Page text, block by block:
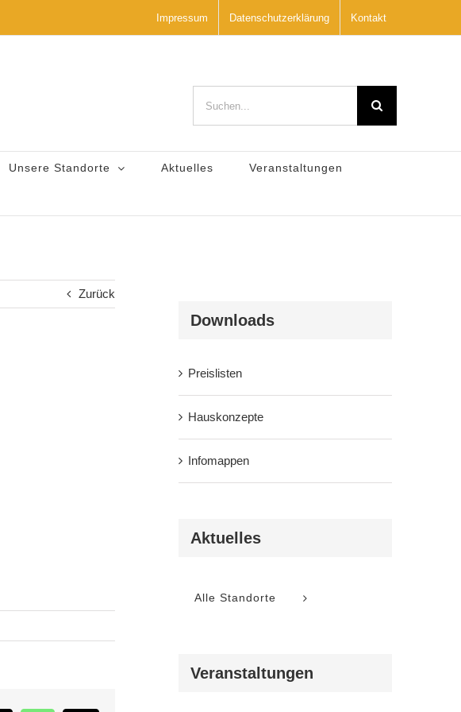
Impressum Datenschutzerklärung Kontakt
nach:
Unsere Standorte Aktuelles Veranstaltungen
Zurück
Downloads
Preislisten
Hauskonzepte
Infomappen
Aktuelles
Alle Standorte
Veranstaltungen